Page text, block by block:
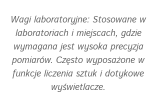
Wagi laboratoryjne: Stosowane w
laboratoriach i miejscach, gdzie
wymagana jest wysoka precyzja
pomiarów. Często wyposażone w
funkcje liczenia sztuk i dotykowe
wyświetlacze.